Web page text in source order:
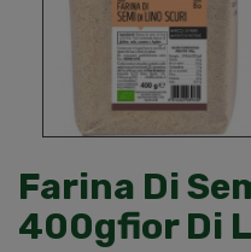
Farina Di
400gfior Di